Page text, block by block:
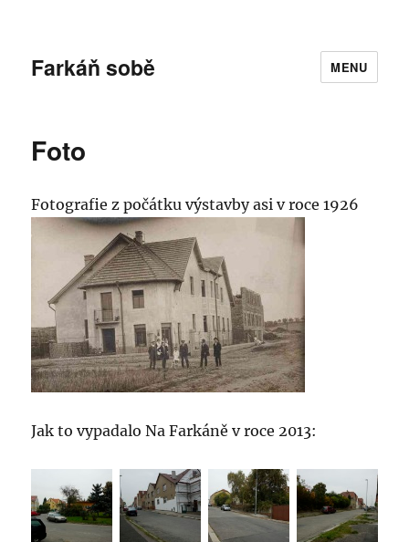
Farkáň sobě MENU
Foto
Fotografie z počátku výstavby asi v roce 1926
Jak to vypadalo Na Farkáně v roce 2013: